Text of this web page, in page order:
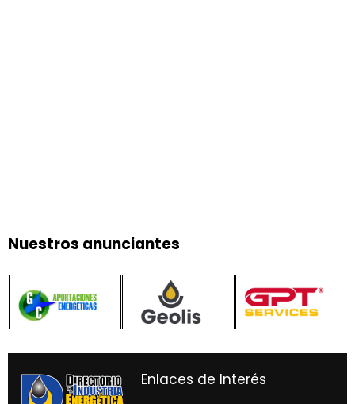
Nuestros anunciantes
Enlaces de Interés